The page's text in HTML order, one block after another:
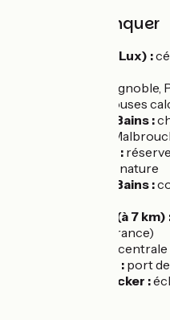
À ne pas manquer
Schengen (Lux) :
pelouses
Sierck-les-Bains :
château de
Montenach :
maison de la nature
Contz-les-Bains :
Rodemack (à 7 km)
villages de France)
centrale
Basse-Ham : port
Koenigsmacker :